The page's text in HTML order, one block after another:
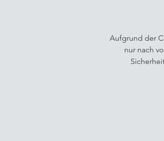
Aufgrund der
nur nach